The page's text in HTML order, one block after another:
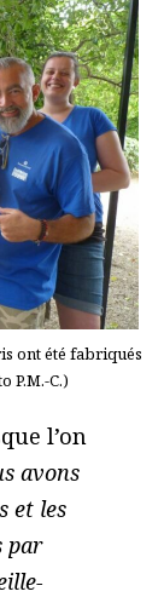
ont été fabriqués
P.M.-C.)
l’on
avons
et les
par